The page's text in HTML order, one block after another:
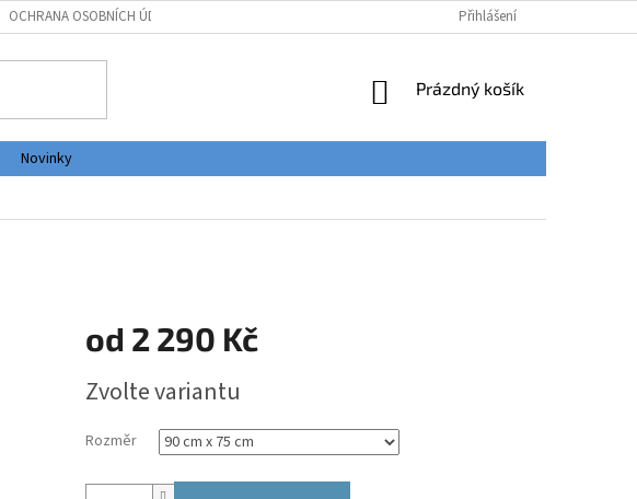
OCHRANA OSOBNÍCH ÚDAJŮ Přihlášení
NÁKUPNÍ
Prázdný košík
Novinky
od 2 290 Kč
cena:
Zvolte variantu
Rozměr